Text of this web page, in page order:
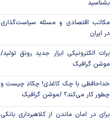
تولید
افزایش سپرده قانونی، سیاستی برای
مهار تورم
پیام مدیرعامل بانک توسعه تعاون به
مناسبت ۱۵ مرداد، سالروز تأسیس
بانک
بشناسید
مکاتب اقتصادی و مسئله سیاست‌گذاری
در ایران
برات الکترونیکی ابزار جدید رونق تولید/
موشن گرافیک
خداحافظی با چک کاغذی! چکاد چیست و
چطور کار می‌کند؟ /موشن گرافیک
برای در امان ماندن از کلاهبرداری بانکی